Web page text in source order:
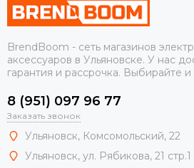
BrendBoom - сеть магазинов
аксессуаров в Ульяновске. У нас
гарантия и рассрочка. Выбирайте и
8 (951) 097 96 77
Заказать звонок
Ульяновск, Комсомольский, 22
Ульяновск, ул. Рябикова, 21 стр.1